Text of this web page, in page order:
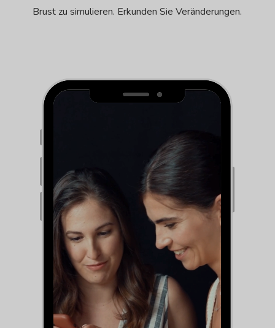
Brust zu simulieren. Erkunden Sie Veränderungen.